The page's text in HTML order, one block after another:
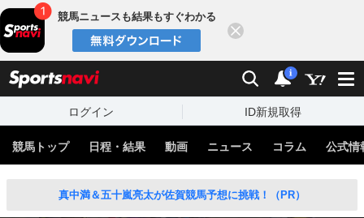
競馬ニュースも結果もすぐわかる
検索 通知
i
ログイン ID新規取得
競馬トップ 日程・結果 動画 ニュース コラム 公式情
真中満＆五十嵐亮太が佐賀競馬予想に挑戦！（PR）